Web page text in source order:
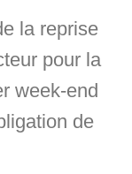
la reprise
pour la
week-end
de